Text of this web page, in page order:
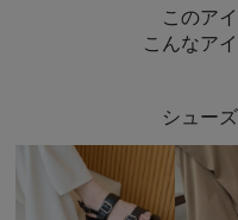
このア
こんなア
シュー